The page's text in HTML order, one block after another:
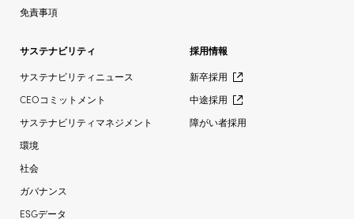
免責事項
サステナビリティ
サステナビリティニュース
CEOコミットメント
サステナビリティマネジメント
環境
社会
ガバナンス
ESGデータ
採用情報
新卒採用
中途採用
障がい者採用